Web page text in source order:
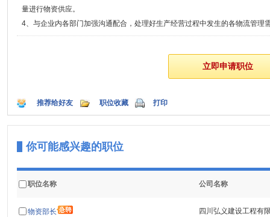
量进行物资供应。
4、与企业内各部门加强沟通配合，处理好生产经营过程中发生的各物流管理
推荐给好友 职位收藏 打印
你可能感兴趣的职位
职位名称 公司名称
物资部长 四川弘义建设工程有